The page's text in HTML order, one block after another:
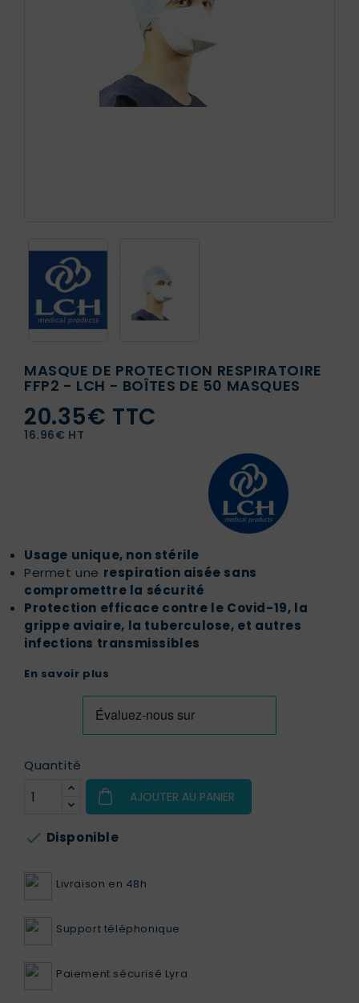
MASQUE DE PROTECTION RESPIRATOIRE
FFP2 - LCH - BOÎTES DE 50 MASQUES
20.35€ TTC
16.96€ HT
Usage unique, non stérile
Permet une respiration aisée sans
compromettre la sécurité
Protection efficace contre le Covid-19, la
grippe aviaire, la tuberculose, et autres
infections transmissibles
En savoir plus
Quantité
AJOUTER AU PANIER
 Disponible
Livraison en 48h
Support téléphonique
Paiement sécurisé Lyra